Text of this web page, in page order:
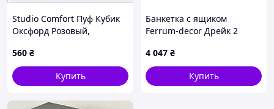
Studio Comfort Пуф Кубик
Оксфорд Розовый,
560 ₴
Купить
Банкетка с ящиком
Ferrum-decor Дрейк 2
Белый ДСП Дуб Сан-
Марино 16 мм (DRE0030),
65T435T13
4 047 ₴
Купить